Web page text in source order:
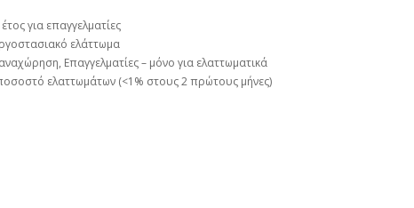
για επαγγελματίες
ελάττωμα
Επαγγελματίες – μόνο για ελαττωματικά
ελαττωμάτων (<1% στους 2 πρώτους μήνες)